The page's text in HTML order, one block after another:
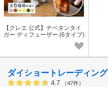
【クレエ 公式】チベタンタイ
ガー ディフューザー (6タイプ)
POST GENERAL / ポストジェ
ダイショートレーディング
4.7 （47件）